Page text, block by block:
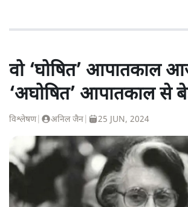
वो ‘घोषित’ आपातकाल
‘अघोषित’ आपातकाल से
विश्लेषण| अनिल जैन 25 JUN, 2024